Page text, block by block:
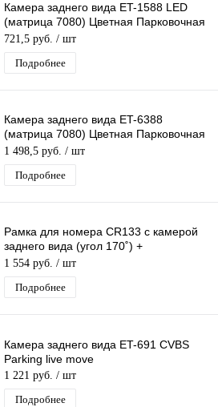
Камера заднего вида ET-1588 LED
(матрица 7080) Цветная Парковочная
камера с Парковочными Линиями
721,5 руб. / шт
Подробнее
Камера заднего вида ET-6388
(матрица 7080) Цветная Парковочная
камера с Парковочными Линиями
1 498,5 руб. / шт
Подробнее
Рамка для номера CR133 с камерой
заднего вида (угол 170˚) +
парктронник / ночная подсветка
1 554 руб. / шт
Подробнее
Камера заднего вида ET-691 CVBS
Parking live move
1 221 руб. / шт
Подробнее